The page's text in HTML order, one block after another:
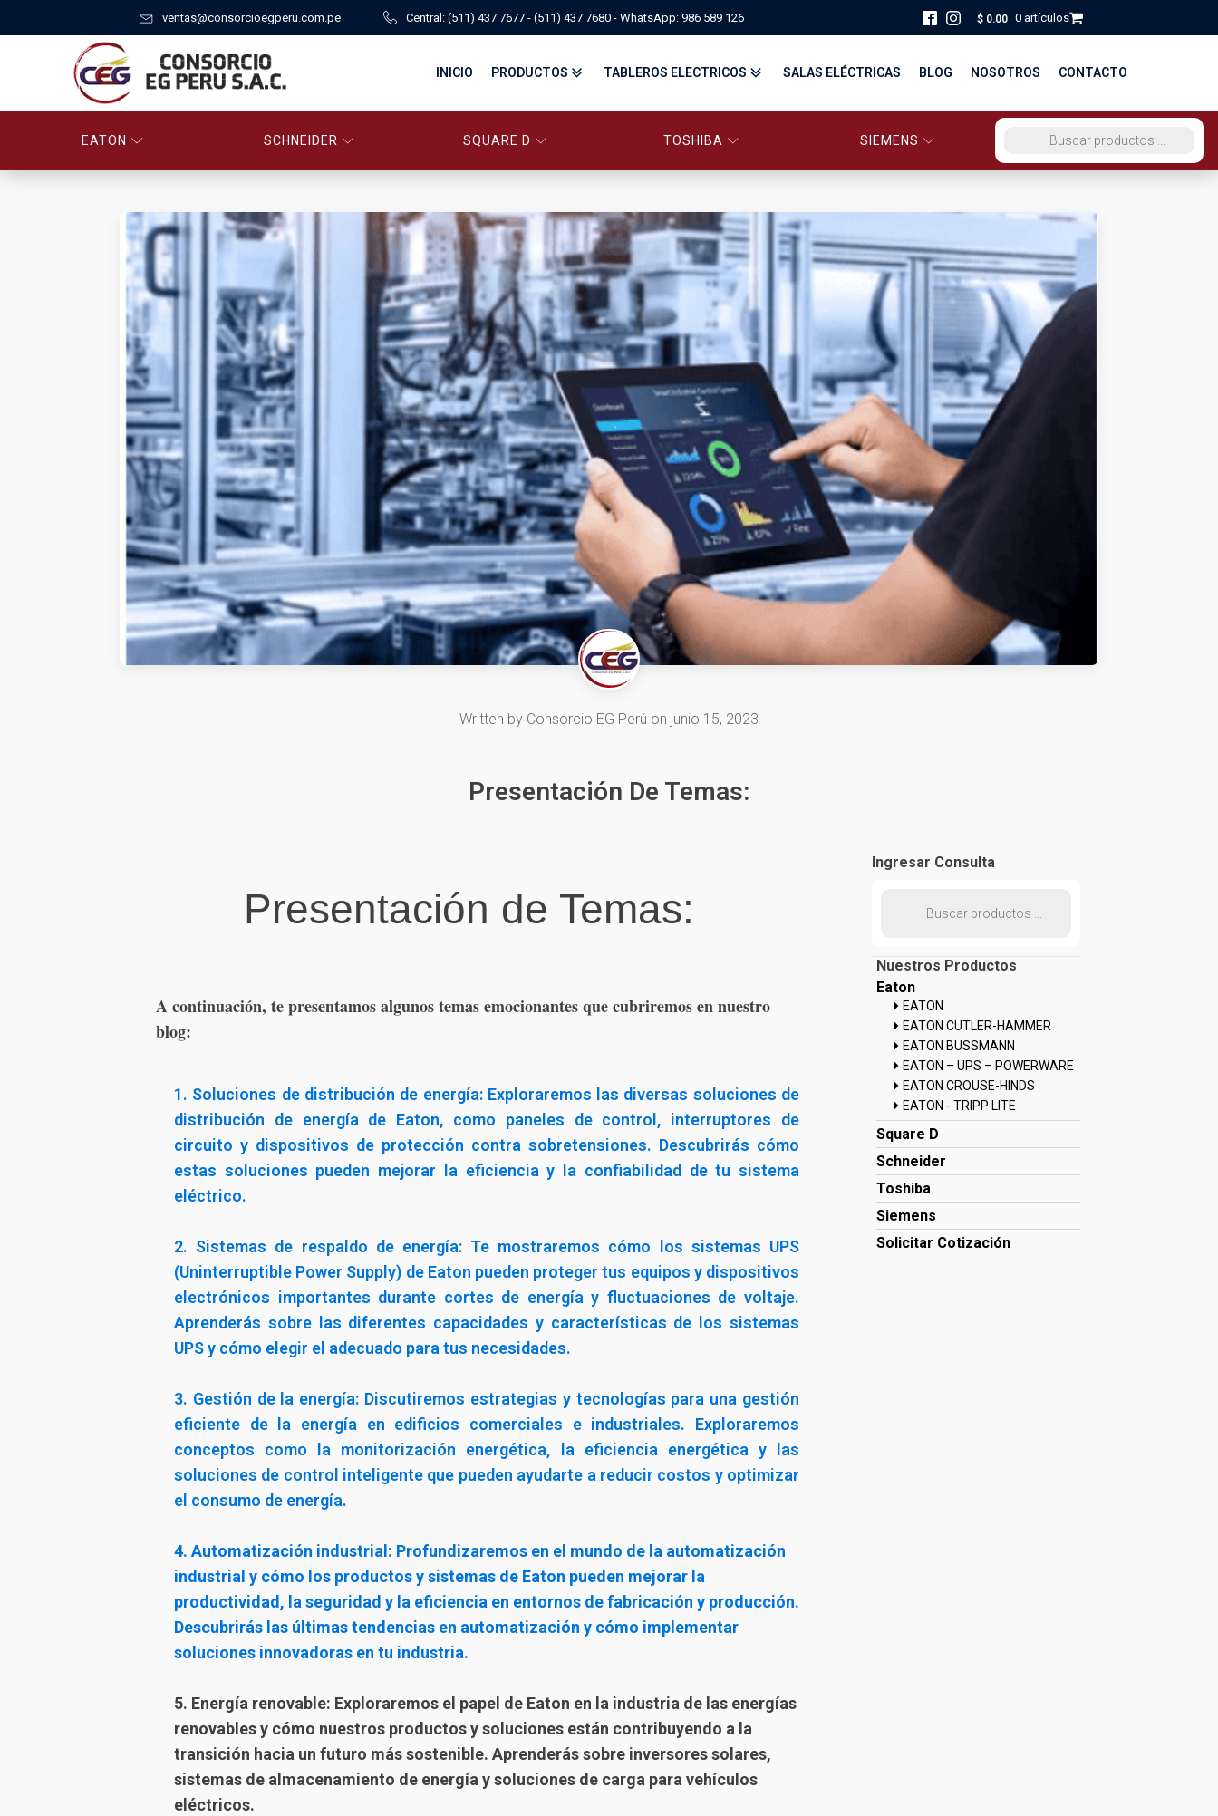
ventas@consorcioegperu.com.pe Central: (511) 437 7677 - (511) 437 7680 - WhatsApp: 986 589 126 $0.00 0 artículos
INICIO PRODUCTOS
CENTRO DE CONTROL DE MOTORES MCC
FITTINGS, APPARATUS, PLUGS & RECEPTACLES CROUSE-HINDS
TABLEROS ELECTRICOS
PANELBOARD, TABLEROS ELÉCTRICOS DISTRIBUCIÓN Y FUERZA
SALAS ELÉCTRICAS BLOG NOSOTROS CONTACTO
EATON SCHNEIDER SQUARE D TOSHIBA SIEMENS BÚSQUEDA DE PRODUCTOS
Written by Consorcio EG Perú on junio 15, 2023
Presentación De Temas:
Presentación de Temas:
A continuación, te presentamos algunos temas emocionantes que cubriremos en nuestro
blog:
1. Soluciones de distribución de energía: Exploraremos las diversas soluciones de
distribución de energía de Eaton, como paneles de control, interruptores de
circuito y dispositivos de protección contra sobretensiones. Descubrirás cómo
estas soluciones pueden mejorar la eficiencia y la confiabilidad de tu sistema
eléctrico.
2. Sistemas de respaldo de energía: Te mostraremos cómo los sistemas UPS
(Uninterruptible Power Supply) de Eaton pueden proteger tus equipos y dispositivos
electrónicos importantes durante cortes de energía y fluctuaciones de voltaje.
Aprenderás sobre las diferentes capacidades y características de los sistemas
UPS y cómo elegir el adecuado para tus necesidades.
3. Gestión de la energía: Discutiremos estrategias y tecnologías para una gestión
eficiente de la energía en edificios comerciales e industriales. Exploraremos
conceptos como la monitorización energética, la eficiencia energética y las
soluciones de control inteligente que pueden ayudarte a reducir costos y optimizar
el consumo de energía.
4. Automatización industrial: Profundizaremos en el mundo de la automatización
industrial y cómo los productos y sistemas de Eaton pueden mejorar la
productividad, la seguridad y la eficiencia en entornos de fabricación y producción.
Descubrirás las últimas tendencias en automatización y cómo implementar
soluciones innovadoras en tu industria.
5. Energía renovable: Exploraremos el papel de Eaton en la industria de las energías
renovables y cómo nuestros productos y soluciones están contribuyendo a la
transición hacia un futuro más sostenible. Aprenderás sobre inversores solares,
sistemas de almacenamiento de energía y soluciones de carga para vehículos
eléctricos.
Ingresar Consulta
Nuestros Productos
Eaton
EATON
EATON CUTLER-HAMMER
EATON BUSSMANN
EATON – UPS – POWERWARE
EATON CROUSE-HINDS
EATON - TRIPP LITE
Square D
Schneider
Toshiba
Siemens
Solicitar Cotización